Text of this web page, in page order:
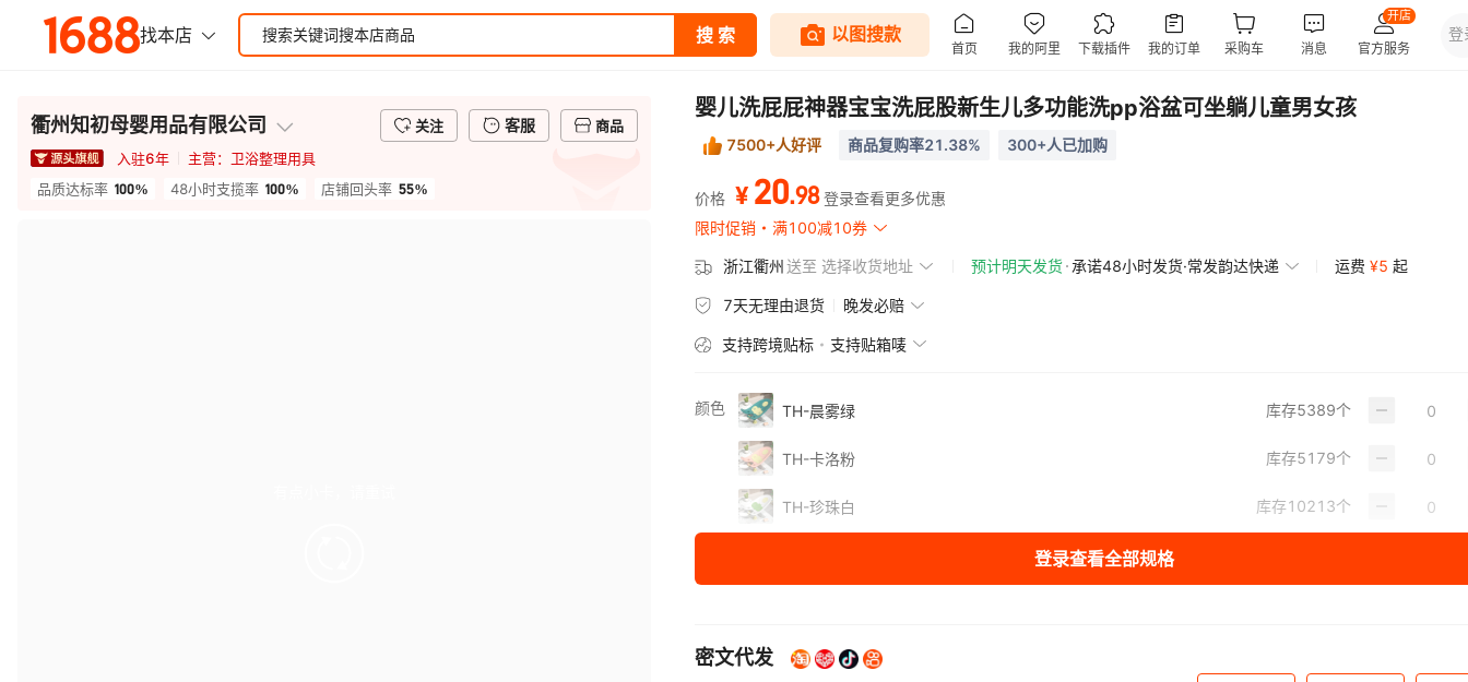
衢州知初母婴用品有限公司 关注 客服
商品
入驻6年 主营： 卫浴整理用具
品质达标率 100% 48小时支揽率 100% 店铺回头率 55%
婴儿洗屁屁神器宝宝洗屁股新生儿多功能洗pp浴盆可坐躺儿童男女孩
7500+人好评 商品复购率21.38% 300+人已加购
价格 ¥ 20.98 登录查看更多优惠
限时促销
满100减10券
浙江衢州送至 选择收货地址 预计明天发货 承诺48小时发货·常发韵达快递 运费 ¥5 起
7天无理由退货 晚发必赔
支持跨境贴标 支持贴箱唛
颜色 TH-晨雾绿 库存5389个
TH-卡洛粉 库存5179个
TH-珍珠白 库存10213个
登录查看全部规格
密文代发